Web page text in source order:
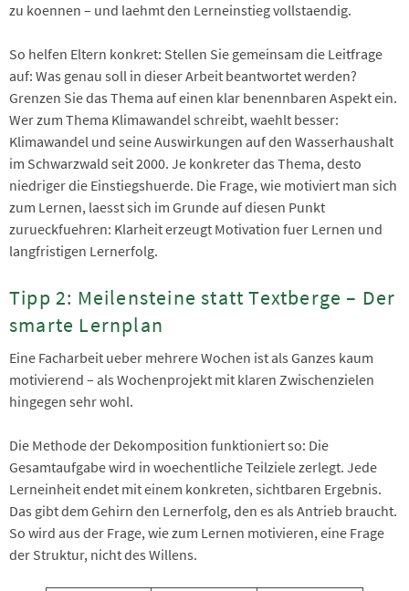
zu koennen – und laehmt den Lerneinstieg vollstaendig.
So helfen Eltern konkret: Stellen Sie gemeinsam die Leitfrage
auf: Was genau soll in dieser Arbeit beantwortet werden?
Grenzen Sie das Thema auf einen klar benennbaren Aspekt ein.
Wer zum Thema Klimawandel schreibt, waehlt besser:
Klimawandel und seine Auswirkungen auf den Wasserhaushalt
im Schwarzwald seit 2000. Je konkreter das Thema, desto
niedriger die Einstiegshuerde. Die Frage, wie motiviert man sich
zum Lernen, laesst sich im Grunde auf diesen Punkt
zurueckfuehren: Klarheit erzeugt Motivation fuer Lernen und
langfristigen Lernerfolg.
Tipp 2: Meilensteine statt Textberge – Der
smarte Lernplan
Eine Facharbeit ueber mehrere Wochen ist als Ganzes kaum
motivierend – als Wochenprojekt mit klaren Zwischenzielen
hingegen sehr wohl.
Die Methode der Dekomposition funktioniert so: Die
Gesamtaufgabe wird in woechentliche Teilziele zerlegt. Jede
Lerneinheit endet mit einem konkreten, sichtbaren Ergebnis.
Das gibt dem Gehirn den Lernerfolg, den es als Antrieb braucht.
So wird aus der Frage, wie zum Lernen motivieren, eine Frage
der Struktur, nicht des Willens.